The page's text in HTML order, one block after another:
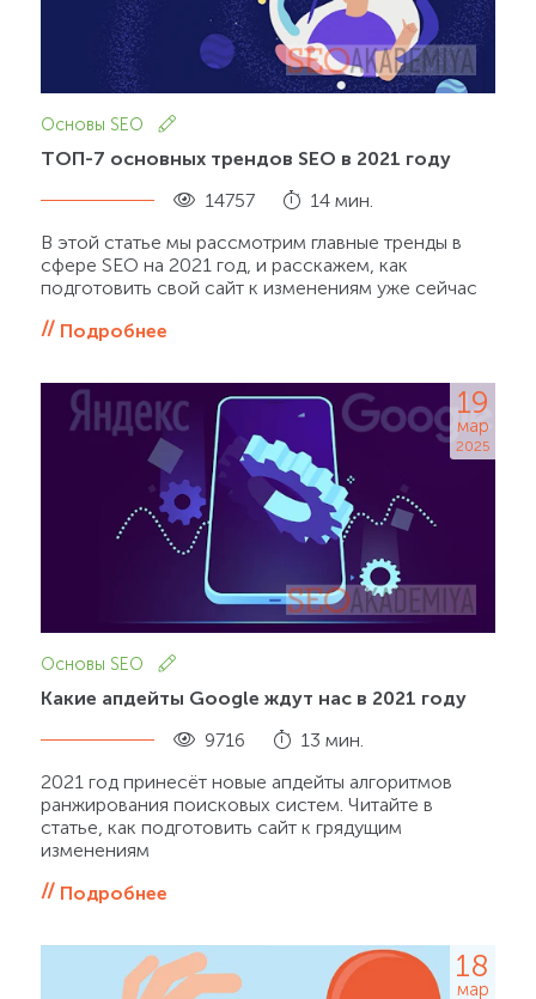
Основы SEO
ТОП-7 основных трендов SEO в 2021 году
14757 14 мин.
В этой статье мы рассмотрим главные тренды в
сфере SEO на 2021 год, и расскажем, как
подготовить свой сайт к изменениям уже сейчас
Подробнее
19
мар
2025
Основы SEO
Какие апдейты Google ждут нас в 2021 году
9716 13 мин.
2021 год принесёт новые апдейты алгоритмов
ранжирования поисковых систем. Читайте в
статье, как подготовить сайт к грядущим
изменениям
Подробнее
18
мар